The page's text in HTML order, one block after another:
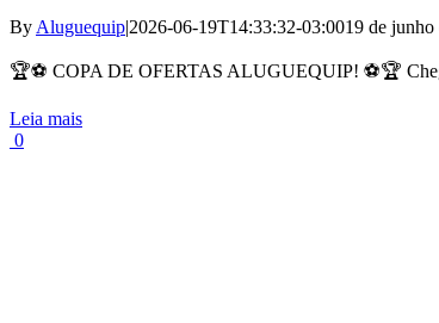
By Aluguequip|2026-06-19T14:33:32-03:0019 de junho
🏆⚽ COPA DE OFERTAS ALUGUEQUIP! ⚽🏆
Leia mais
0